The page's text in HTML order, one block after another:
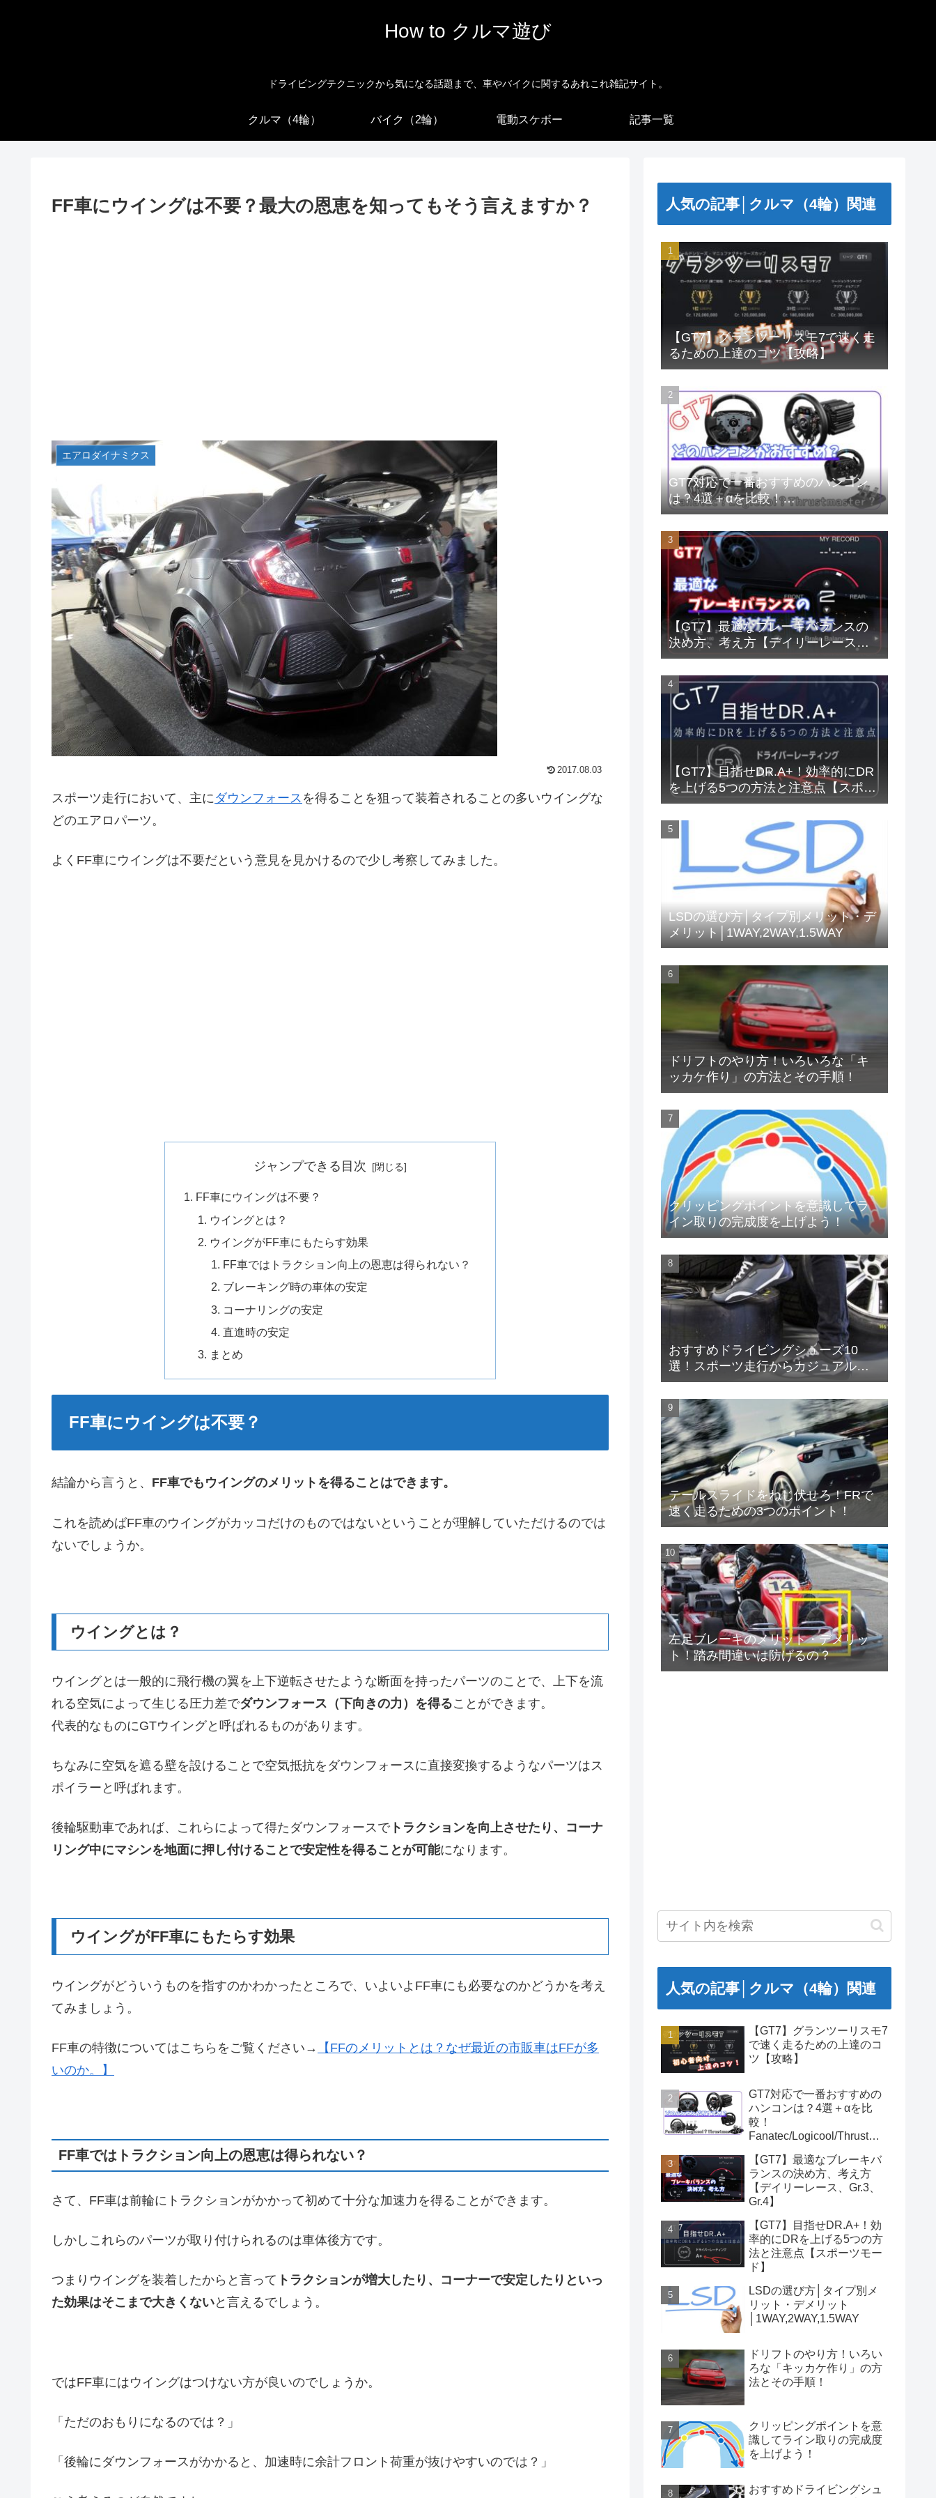
How to クルマ遊び
ドライビングテクニックから気になる話題まで、車やバイクに関するあれこれ雑記サイト。
クルマ（4輪） バイク（2輪） 電動スケボー 記事一覧
FF車にウイングは不要？最大の恩恵を知ってもそう言えますか？
エアロダイナミクス
2017.08.03
スポーツ走行において、主に ダウンフォース を得ることを狙って装着されることの多いウイングな
どのエアロパーツ。
よくFF車にウイングは不要だという意見を見かけるので少し考察してみました。
ジャンプできる目次
FF車にウイングは不要？
ウイングとは？
ウイングがFF車にもたらす効果
FF車ではトラクション向上の恩恵は得られない？
ブレーキング時の車体の安定
コーナリングの安定
直進時の安定
まとめ
FF車にウイングは不要？
結論から言うと、 FF車でもウイングのメリットを得ることはできます。
これを読めばFF車のウイングがカッコだけのものではないということが理解していただけるのでは
ないでしょうか。
ウイングとは？
ウイングとは一般的に飛行機の翼を上下逆転させたような断面を持ったパーツのことで、上下を流
れる空気によって生じる圧力差でダウンフォース（下向きの力）を得ることができます。
代表的なものにGTウイングと呼ばれるものがあります。
ちなみに空気を遮る壁を設けることで空気抵抗をダウンフォースに直接変換するようなパーツはス
ポイラーと呼ばれます。
後輪駆動車であれば、これらによって得たダウンフォースでトラクションを向上させたり、コーナ
リング中にマシンを地面に押し付けることで安定性を得ることが可能になります。
ウイングがFF車にもたらす効果
ウイングがどういうものを指すのかわかったところで、いよいよFF車にも必要なのかどうかを考え
てみましょう。
FF車の特徴についてはこちらをご覧ください→
【FFのメリットとは？なぜ最近の市販車はFFが多
いのか。】
FF車ではトラクション向上の恩恵は得られない？
さて、FF車は前輪にトラクションがかかって初めて十分な加速力を得ることができます。
しかしこれらのパーツが取り付けられるのは車体後方です。
つまりウイングを装着したからと言って トラクションが増大したり、コーナーで安定したりといっ
た効果はそこまで大きくないと言えるでしょう。
ではFF車にはウイングはつけない方が良いのでしょうか。
「ただのおもりになるのでは？」
「後輪にダウンフォースがかかると、加速時に余計フロント荷重が抜けやすいのでは？」
人気の記事│クルマ（4輪）関連
【GT7】グランツーリスモ7で速く走
るための上達のコツ【攻略】
GT7対応で一番おすすめのハンコン
は？4選＋αを比較！
Fanatec/Logicool/Thrustmaster
【GT7】最適なブレーキバランスの
決め方、考え方【デイリーレース、
Gr.3、Gr.4】
【GT7】目指せDR.A+！効率的にDR
を上げる5つの方法と注意点【スポー
ツモード】
LSDの選び方│タイプ別メリット・デ
メリット│1WAY,2WAY,1.5WAY
ドリフトのやり方！いろいろな「キ
ッカケ作り」の方法とその手順！
クリッピングポイントを意識してラ
イン取りの完成度を上げよう！
おすすめドライビングシューズ10
選！スポーツ走行からカジュアルま
で
テールスライドをねじ伏せろ！FRで
速く走るための3つのポイント！
左足ブレーキのメリット・デメリッ
ト！踏み間違いは防げるの？
人気の記事│クルマ（4輪）関連
【GT7】グランツーリスモ7
で速く走るための上達のコ
ツ【攻略】
GT7対応で一番おすすめの
ハンコンは？4選＋αを比
較！
Fanatec/Logicool/Thrustma
【GT7】最適なブレーキバ
ランスの決め方、考え方
【デイリーレース、Gr.3、
Gr.4】
【GT7】目指せDR.A+！効
率的にDRを上げる5つの方
法と注意点【スポーツモー
ド】
LSDの選び方│タイプ別メ
リット・デメリット
│1WAY,2WAY,1.5WAY
ドリフトのやり方！いろい
ろな「キッカケ作り」の方
法とその手順！
クリッピングポイントを意
識してライン取りの完成度
を上げよう！
おすすめドライビングシュ